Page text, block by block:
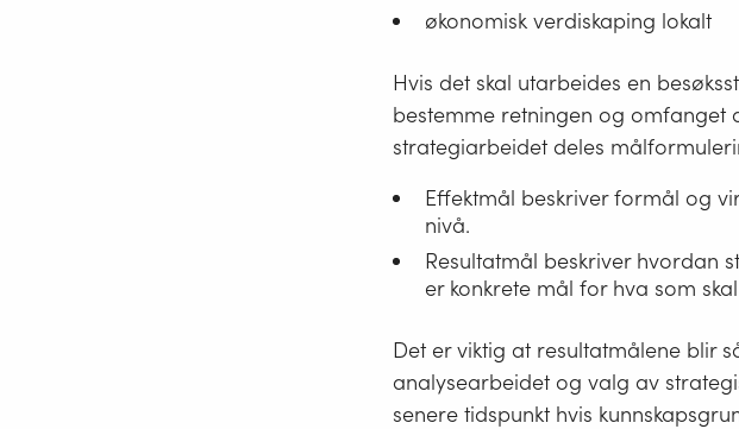
økonomisk verdiskaping lokalt
Hvis det skal utarbeides en
bestemme retningen og omfanget
strategiarbeidet deles
Effektmål beskriver formål og
nivå.
Resultatmål beskriver hvordan
er konkrete mål for hva som
Det er viktig at resultatmålene blir
analysearbeidet og valg av
senere tidspunkt hvis